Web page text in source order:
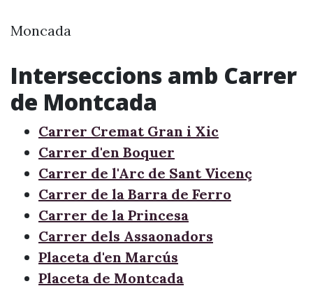
Moncada
Interseccions amb Carrer
de Montcada
Carrer Cremat Gran i Xic
Carrer d'en Boquer
Carrer de l'Arc de Sant Vicenç
Carrer de la Barra de Ferro
Carrer de la Princesa
Carrer dels Assaonadors
Placeta d'en Marcús
Placeta de Montcada